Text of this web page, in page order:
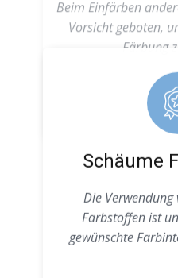
Schäume
Die
Farbstoffen ist
gewünschte